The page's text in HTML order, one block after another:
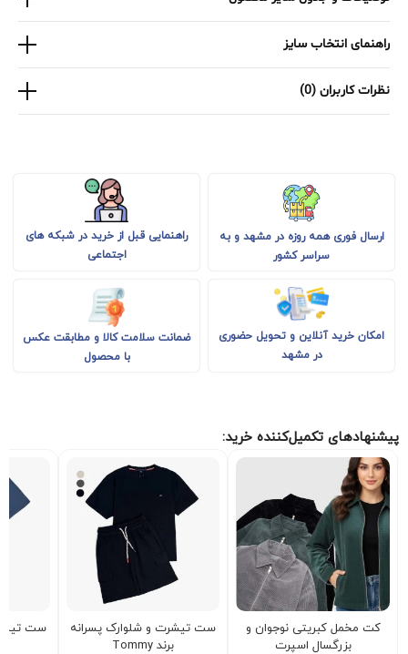
راهنمای انتخاب سایز
نظرات کاربران (0)
ارسال فوری همه روزه در مشهد و به
سراسر کشور
راهنمایی قبل از خرید در شبکه های
اجتماعی
امکان خرید آنلاین و تحویل حضوری
در مشهد
ضمانت سلامت کالا و مطابقت عکس
با محصول
پیشنهادهای تکمیل‌کننده خرید:
کت مخمل کبریتی نوجوان و
بزرگسال اسپرت
ست تیشرت و شلوارک پسرانه
برند Tommy
ست